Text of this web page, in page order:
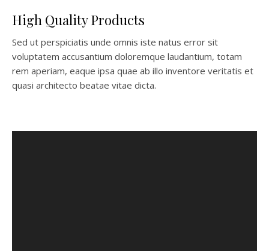
High Quality Products
Sed ut perspiciatis unde omnis iste natus error sit
voluptatem accusantium doloremque laudantium, totam
rem aperiam, eaque ipsa quae ab illo inventore veritatis et
quasi architecto beatae vitae dicta.